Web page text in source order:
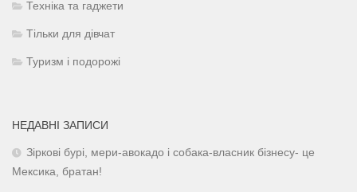
Техніка та гаджети
Тільки для дівчат
Туризм і подорожі
НЕДАВНІ ЗАПИСИ
Зіркові бурі, мери-авокадо і собака-власник бізнесу- це
Мексика, братан!